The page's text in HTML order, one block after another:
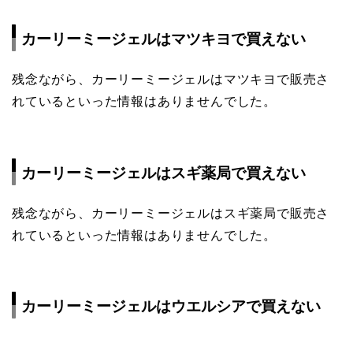
カーリーミージェルはマツキヨで買えない
残念ながら、カーリーミージェルはマツキヨで販売さ
れているといった情報はありませんでした。
カーリーミージェルはスギ薬局で買えない
残念ながら、カーリーミージェルはスギ薬局で販売さ
れているといった情報はありませんでした。
カーリーミージェルはウエルシアで買えない